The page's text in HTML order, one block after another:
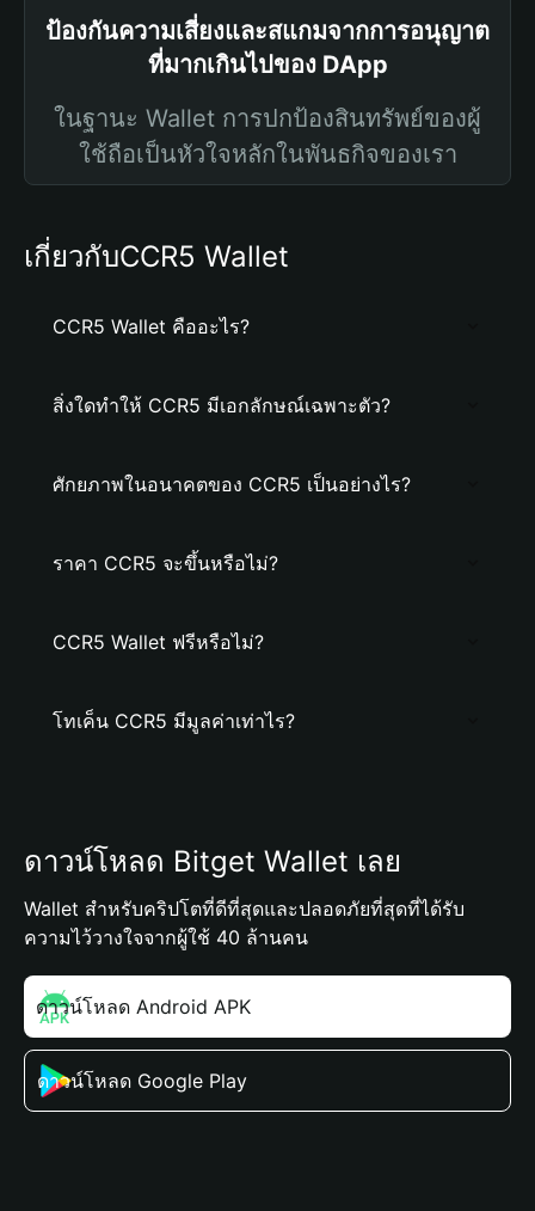
ป้องกันความเสี่ยงและสแกมจากการอนุญาต
ที่มากเกินไปของ DApp
ในฐานะ Wallet การปกป้องสินทรัพย์ของผู้
ใช้ถือเป็นหัวใจหลักในพันธกิจของเรา
เกี่ยวกับCCR5 Wallet
CCR5 Wallet คืออะไร?
สิ่งใดทำให้ CCR5 มีเอกลักษณ์เฉพาะตัว?
ศักยภาพในอนาคตของ CCR5 เป็นอย่างไร?
ราคา CCR5 จะขึ้นหรือไม่?
CCR5 Wallet ฟรีหรือไม่?
โทเค็น CCR5 มีมูลค่าเท่าไร?
ดาวน์โหลด Bitget Wallet เลย
Wallet สำหรับคริปโตที่ดีที่สุดและปลอดภัยที่สุดที่ได้รับ
ความไว้วางใจจากผู้ใช้ 40 ล้านคน
ดาวน์โหลด Android APK
ดาวน์โหลด Google Play